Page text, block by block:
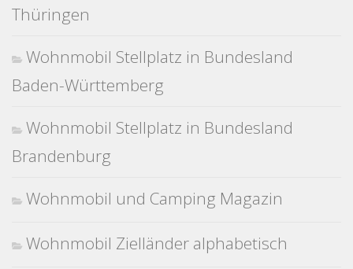
Thüringen
Wohnmobil Stellplatz in Bundesland
Baden-Württemberg
Wohnmobil Stellplatz in Bundesland
Brandenburg
Wohnmobil und Camping Magazin
Wohnmobil Zielländer alphabetisch